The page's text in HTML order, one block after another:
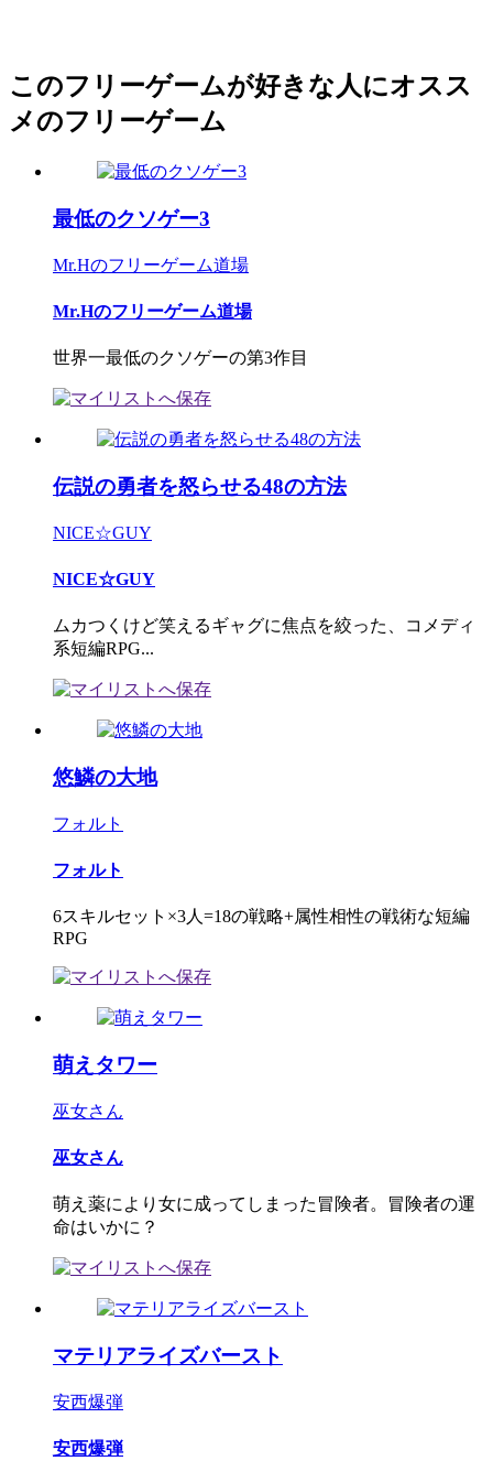
このフリーゲームが好きな人にオスス
メのフリーゲーム
最低のクソゲー3
Mr.Hのフリーゲーム道場
Mr.Hのフリーゲーム道場
世界一最低のクソゲーの第3作目
伝説の勇者を怒らせる48の方法
NICE☆GUY
NICE☆GUY
ムカつくけど笑えるギャグに焦点を絞った、コメディ
系短編RPG...
悠鱗の大地
フォルト
フォルト
6スキルセット×3人=18の戦略+属性相性の戦術な短編
RPG
萌えタワー
巫女さん
巫女さん
萌え薬により女に成ってしまった冒険者。冒険者の運
命はいかに？
マテリアライズバースト
安西爆弾
安西爆弾